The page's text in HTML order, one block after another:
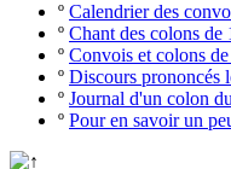
º Calendrier des
º Chant des colons de
º Convois et colons
º Discours prononcés
º Journal d'un colon
º Pour en savoir un